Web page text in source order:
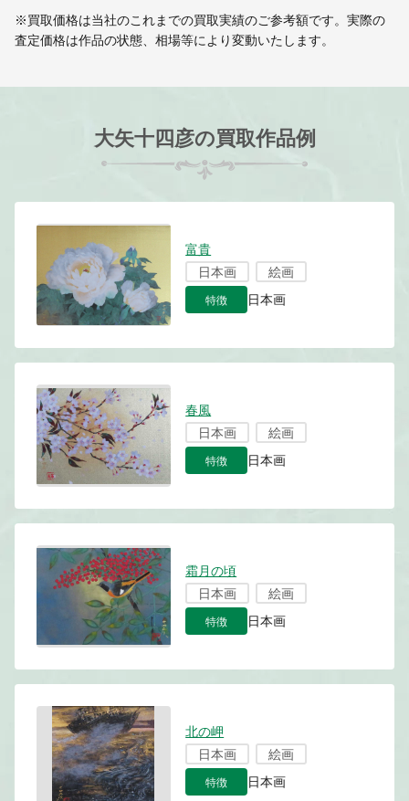
※買取価格は当社のこれまでの買取実績のご参考額です。実際の
査定価格は作品の状態、相場等により変動いたします。
大矢十四彦の買取作品例
富貴
日本画
絵画
特徴 日本画
春風
日本画
絵画
特徴 日本画
霜月の頃
日本画
絵画
特徴 日本画
北の岬
日本画
絵画
特徴 日本画